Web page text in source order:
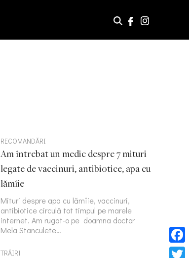
RECOMANDĂRI
Am întrebat un medic despre 7 mituri
legate de vaccinuri, antibiotice, apa cu
lămîie
Mituri despre apa cu lămîie, vaccinuri,
antibiotice circulă tot timpul pe marele
internet. Am rugat-o pe doamna doctor
Mela Stanculete…
TRĂIRI